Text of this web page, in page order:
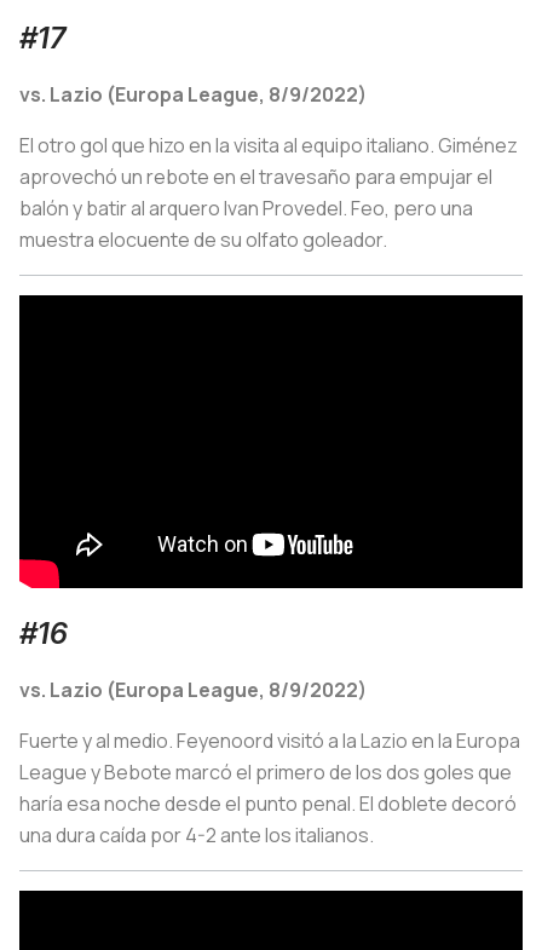
#17
vs. Lazio (Europa League, 8/9/2022)
El otro gol que hizo en la visita al equipo italiano. Giménez
aprovechó un rebote en el travesaño para empujar el
balón y batir al arquero Ivan Provedel. Feo, pero una
muestra elocuente de su olfato goleador.
#16
vs. Lazio (Europa League, 8/9/2022)
Fuerte y al medio. Feyenoord visitó a la Lazio en la Europa
League y Bebote marcó el primero de los dos goles que
haría esa noche desde el punto penal. El doblete decoró
una dura caída por 4-2 ante los italianos.